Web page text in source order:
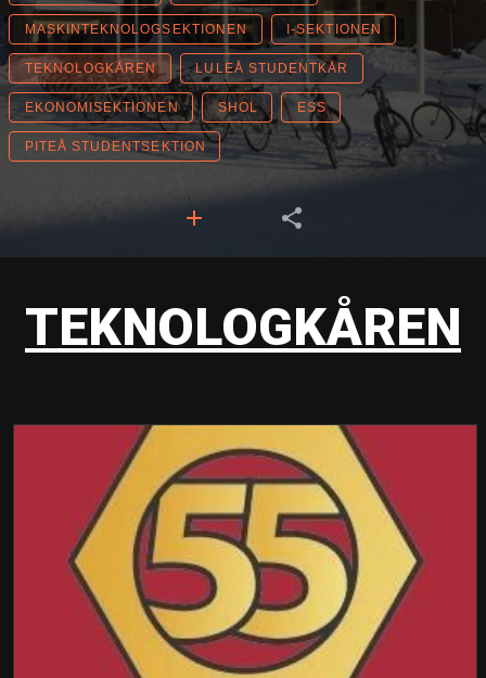
MASKINTEKNOLOGSEKTIONEN I-SEKTIONEN
TEKNOLOGKÅREN LULEÅ STUDENTKÅR
EKONOMISEKTIONEN SHOL ESS
PITEÅ STUDENTSEKTION
TEKNOLOGKÅREN